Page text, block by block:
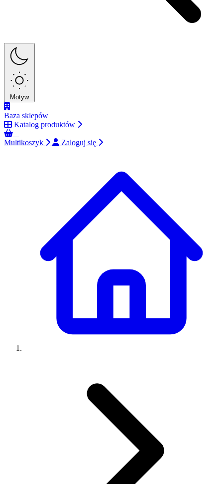
Motyw
Baza sklepów
Katalog produktów
Multikoszyk
Zaloguj się